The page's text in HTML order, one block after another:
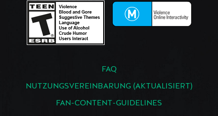
FAQ
NUTZUNGSVEREINBARUNG (AKTUALISIERT)
FAN-CONTENT-GUIDELINES